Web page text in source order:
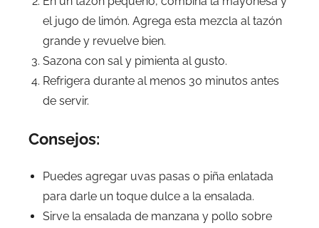
el jugo de limón. Agrega esta mezcla al tazón
grande y revuelve bien.
Sazona con sal y pimienta al gusto.
Refrigera durante al menos 30 minutos antes
de servir.
Consejos:
Puedes agregar uvas pasas o piña enlatada
para darle un toque dulce a la ensalada.
Sirve la ensalada de manzana y pollo sobre